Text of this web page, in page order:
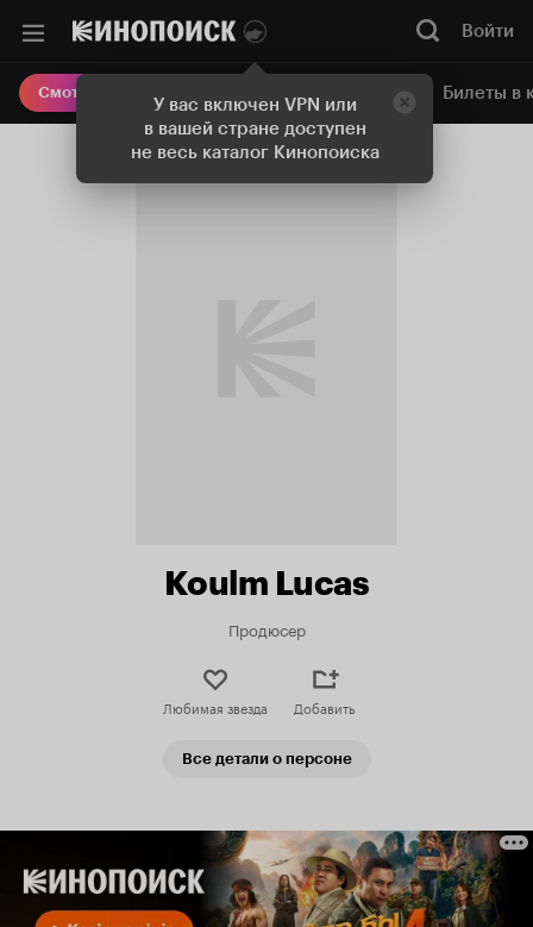
У вас включен VPN или
в вашей стране доступен
не весь каталог Кинопоиска
Войти
Смотреть кино Онлайн-кинотеатр Билеты в
Koulm Lucas
Продюсер
Любимая звезда Добавить
Все детали о персоне